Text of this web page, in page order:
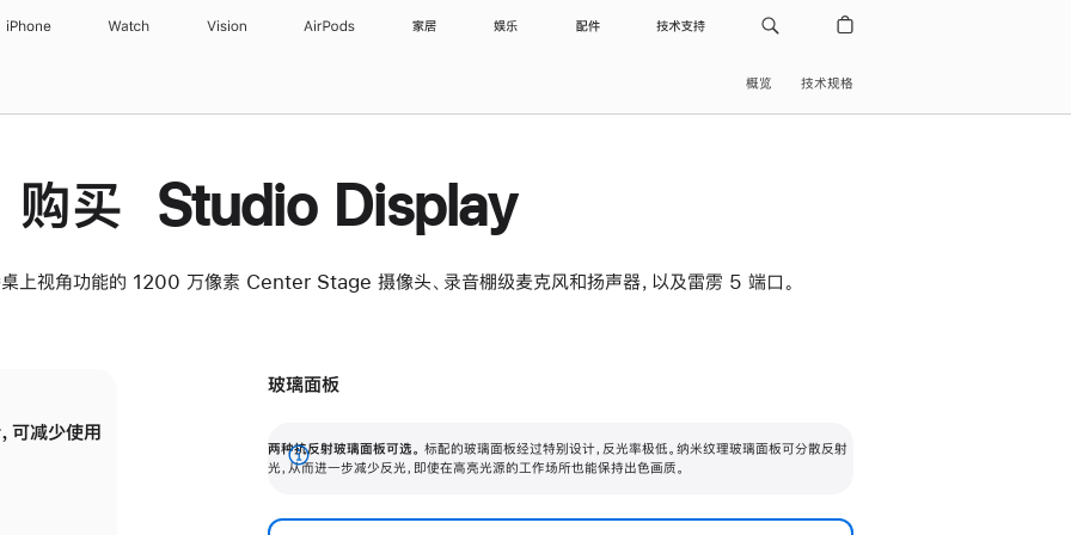
iPhone Watch Vision AirPods 家居 娱乐 配件 技术支持
概览 技术规格
购买 Studio Display
上视角功能的 1200 万像素 Center Stage 摄像头、录音棚级麦克风和扬声器，以及雷雳 5 端口。
可减少使用
有高亮光源的场所使用，也能保持出色画质。
玻璃面板
两种抗反射玻璃面板可选。 标配的玻璃面板经过特别设计，反光率极低。纳米纹理玻璃面板可分散反射
光，从而进一步减少反光，即使在高亮光源的工作场所也能保持出色画质。
展